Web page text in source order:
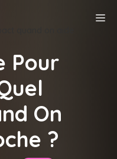
quand on aide
Pour
On
?